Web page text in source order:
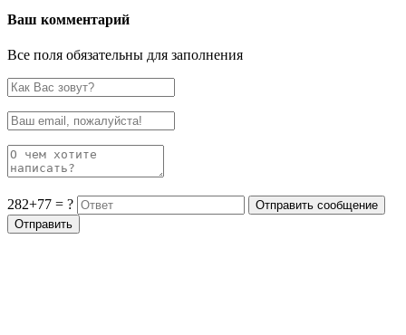
Ваш комментарий
Все поля обязательны для заполнения
282+77 = ?